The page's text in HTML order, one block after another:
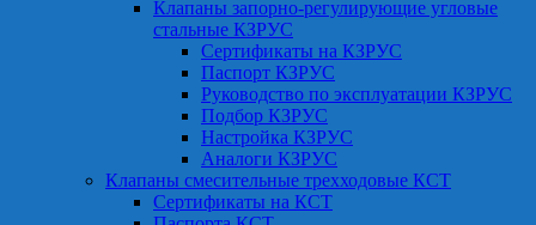
Клапаны запорно-регулирующие угловые
стальные КЗРУС
Сертификаты на КЗРУС
Паспорт КЗРУС
Руководство по эксплуатации КЗРУС
Подбор КЗРУС
Настройка КЗРУС
Аналоги КЗРУС
Клапаны смесительные трехходовые КСТ
Сертификаты на КСТ